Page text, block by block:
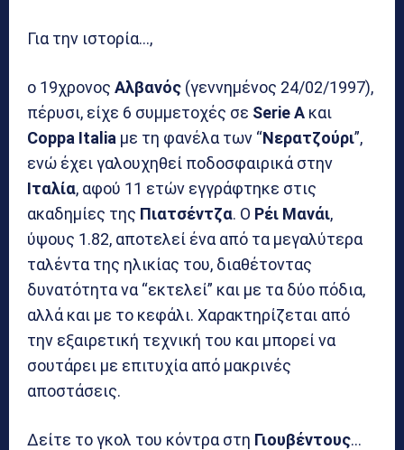
Για την ιστορία…,
ο 19χρονος Αλβανός (γεννημένος 24/02/1997),
πέρυσι, είχε 6 συμμετοχές σε Serie A και
Coppa Italia με τη φανέλα των “Νερατζούρι”,
ενώ έχει γαλουχηθεί ποδοσφαιρικά στην
Ιταλία, αφού 11 ετών εγγράφτηκε στις
ακαδημίες της Πιατσέντζα. Ο Ρέι Μανάι,
ύψους 1.82, αποτελεί ένα από τα μεγαλύτερα
ταλέντα της ηλικίας του, διαθέτοντας
δυνατότητα να “εκτελεί” και με τα δύο πόδια,
αλλά και με το κεφάλι. Χαρακτηρίζεται από
την εξαιρετική τεχνική του και μπορεί να
σουτάρει με επιτυχία από μακρινές
αποστάσεις.
Δείτε το γκολ του κόντρα στη Γιουβέντους…